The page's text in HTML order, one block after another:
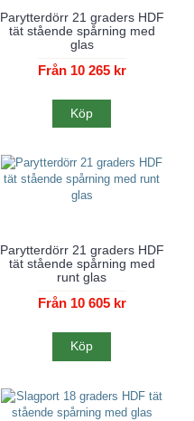
Parytterdörr 21 graders HDF
tät stående spårning med
glas
Från 10 265 kr
Köp
Parytterdörr 21 graders HDF
tät stående spårning med
runt glas
Från 10 605 kr
Köp